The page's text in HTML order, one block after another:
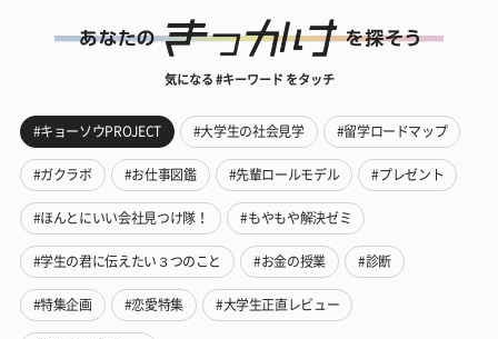
気になる #キーワード をタッチ
#キョーソウPROJECT #大学生の社会見学 #留学ロードマップ
#ガクラボ #お仕事図鑑 #先輩ロールモデル #プレゼント
#ほんとにいい会社見つけ隊！ #もやもや解決ゼミ
#学生の君に伝えたい３つのこと #お金の授業 #診断
#特集企画 #恋愛特集 #大学生正直レビュー